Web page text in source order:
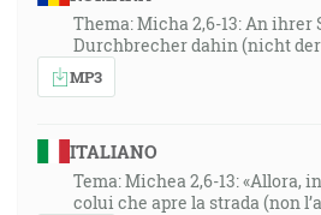
Thema: Micha 2,6-13: An
Durchbrecher dahin (nicht
MP3
ITALIANO
Tema: Michea 2,6-13: «Allora,
colui che apre la strada (non